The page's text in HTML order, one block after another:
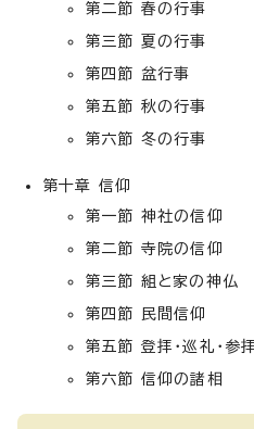
第二節 春の行事
第三節 夏の行事
第四節 盆行事
第五節 秋の行事
第六節 冬の行事
第十章 信仰
第一節 神社の信仰
第二節 寺院の信仰
第三節 組と家の神仏
第四節 民間信仰
第五節 登拝・巡礼・参拝
第六節 信仰の諸相